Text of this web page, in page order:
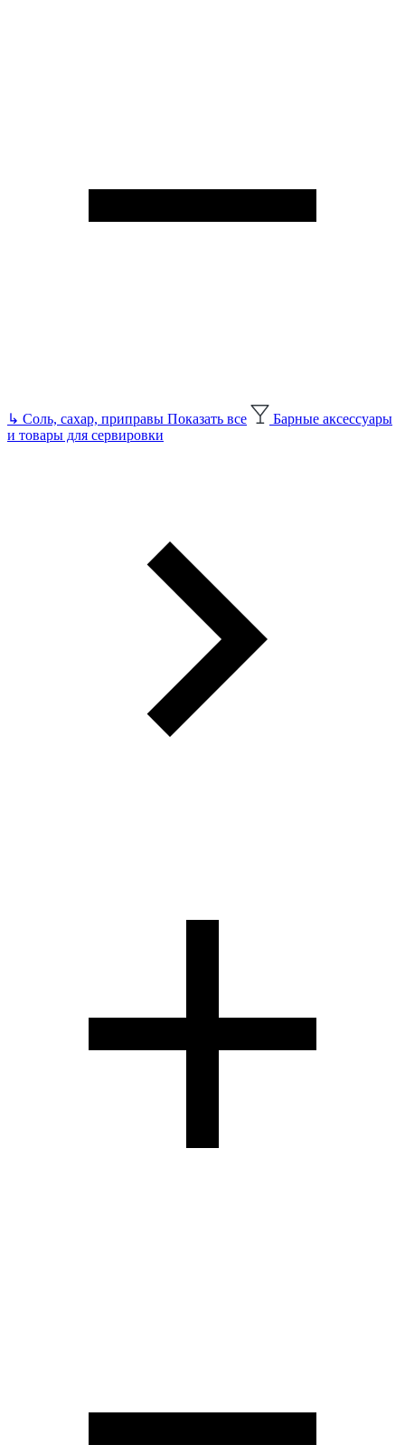
↳ Соль, сахар, приправы Показать все
Барные аксессуары
и товары для сервировки